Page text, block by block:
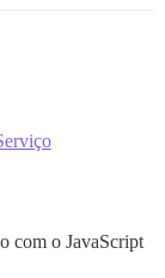
com o JavaScript